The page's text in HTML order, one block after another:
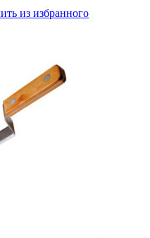
из избранного